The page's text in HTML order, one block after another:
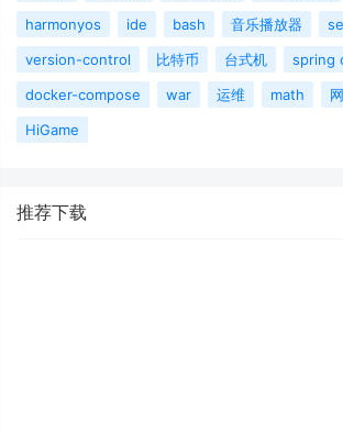
harmonyos
ide bash 音乐播放器
version-control
比特币 台式机 spring
docker-compose
war 运维 math
HiGame
推荐下载